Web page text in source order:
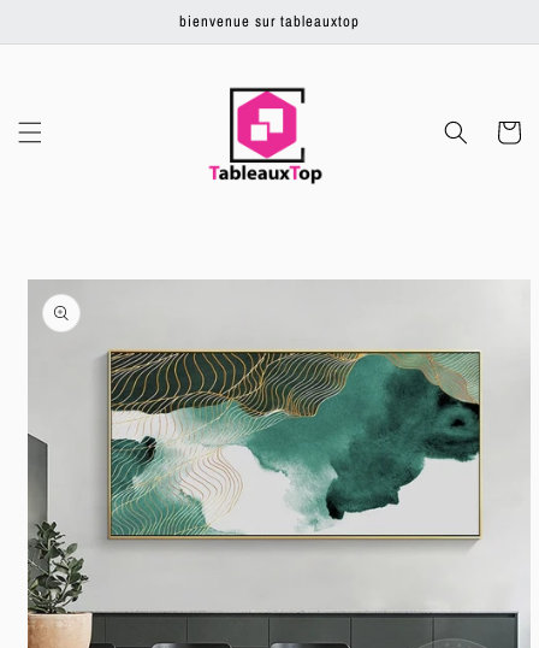
contenu
bienvenue sur tableauxtop
Panier
Passer aux
informations
produits